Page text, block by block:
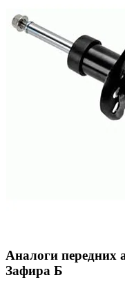
Аналоги передних
Зафира Б